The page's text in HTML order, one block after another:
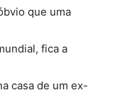
que uma
fica a
casa de um ex-